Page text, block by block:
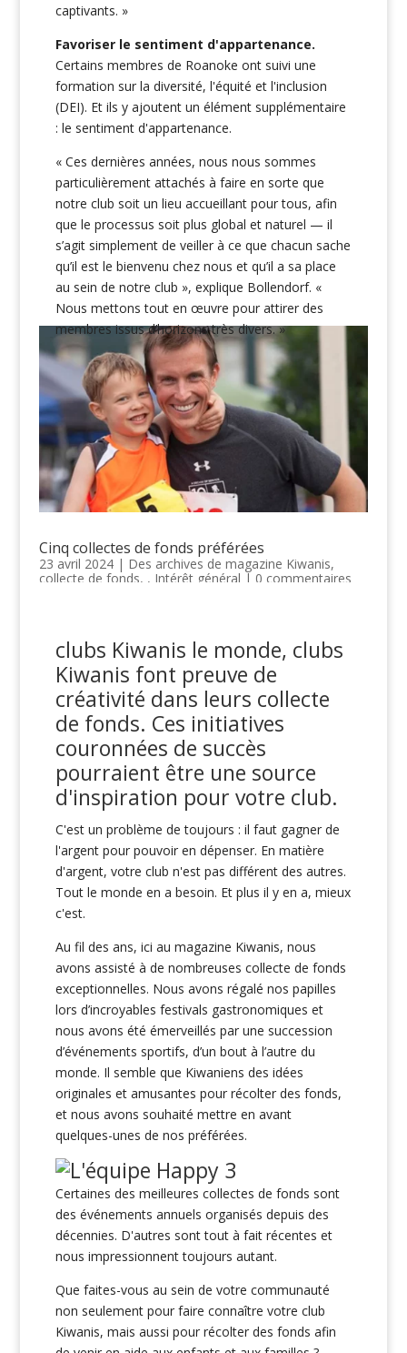
captivants. »
Favoriser le sentiment d'appartenance.
Certains membres de Roanoke ont suivi une
formation sur la diversité, l'équité et l'inclusion
(DEI). Et ils y ajoutent un élément supplémentaire
: le sentiment d'appartenance.
« Ces dernières années, nous nous sommes
particulièrement attachés à faire en sorte que
notre club soit un lieu accueillant pour tous, afin
que le processus soit plus global et naturel — il
s’agit simplement de veiller à ce que chacun sache
qu’il est le bienvenu chez nous et qu’il a sa place
au sein de notre club », explique Bollendorf. «
Nous mettons tout en œuvre pour attirer des
membres issus d’horizons très divers. »
Cinq collectes de fonds préférées
23 avril 2024| Des archives de magazine Kiwanis,
collecte de fonds, , Intérêt général | 0 commentaires
clubs Kiwanis le monde, clubs
Kiwanis font preuve de
créativité dans leurs collecte
de fonds. Ces initiatives
couronnées de succès
pourraient être une source
d'inspiration pour votre club.
C'est un problème de toujours : il faut gagner de
l'argent pour pouvoir en dépenser. En matière
d'argent, votre club n'est pas différent des autres.
Tout le monde en a besoin. Et plus il y en a, mieux
c'est.
Au fil des ans, ici au magazine Kiwanis, nous
avons assisté à de nombreuses collecte de fonds
exceptionnelles. Nous avons régalé nos papilles
lors d’incroyables festivals gastronomiques et
nous avons été émerveillés par une succession
d’événements sportifs, d’un bout à l’autre du
monde. Il semble que Kiwaniens des idées
originales et amusantes pour récolter des fonds,
et nous avons souhaité mettre en avant
quelques-unes de nos préférées.
Certaines des meilleures collectes de fonds sont
des événements annuels organisés depuis des
décennies. D'autres sont tout à fait récentes et
nous impressionnent toujours autant.
Que faites-vous au sein de votre communauté
non seulement pour faire connaître votre club
Kiwanis, mais aussi pour récolter des fonds afin